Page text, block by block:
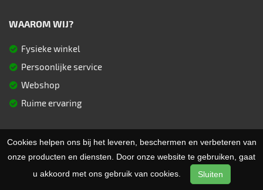
WAAROM WIJ?
Fysieke winkel
Persoonlijke service
Webshop
Ruime ervaring
© 2026 Fietsen Aster. Ondersteund door
Uw fietsspecialist in Berlare
Sitemap
Cookies helpen ons bij het leveren, beschermen en verbeteren van
onze producten en diensten. Door onze website te gebruiken, gaat
u akkoord met ons gebruik van cookies.
Sluiten